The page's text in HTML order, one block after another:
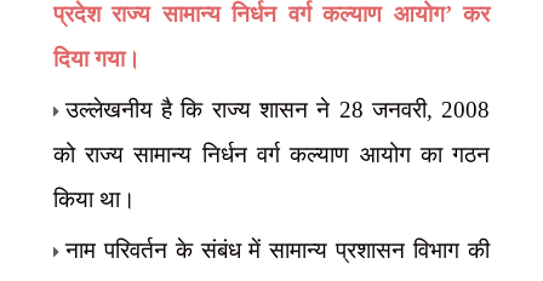
प्रदेश राज्य सामान्य निर्धन वर्ग कल्याण आयोग’कर
दिया गया।
उल्लेखनीय है कि राज्य शासन ने 28 जनवरी, 2008
को राज्य सामान्य निर्धन वर्ग कल्याण आयोग का गठन
किया था।
नाम परिवर्तन के संबंध में सामान्य प्रशासन विभाग की